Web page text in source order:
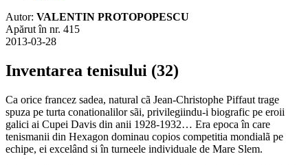
Autor: VALENTIN PROTOPOPESCU
Apărut în nr. 415
2013-03-28
Inventarea tenisului (32)
Ca orice francez sadea, natural cã Jean-Christophe Piffaut trage
spuza pe turta conationalilor sãi, privilegiindu-i biografic pe eroii
galici ai Cupei Davis din anii 1928-1932… Era epoca în care
tenismanii din Hexagon dominau copios competitia mondialã pe
echipe, ei excelând si în turneele individuale de Mare Slem.